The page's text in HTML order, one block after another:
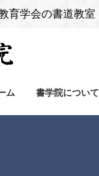
育学会の書道教室
ム 書学院について